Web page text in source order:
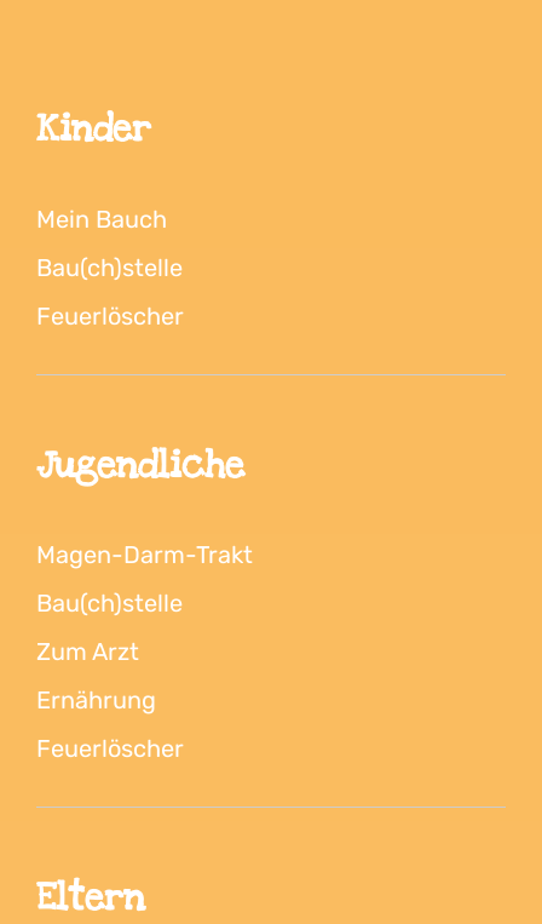
Kinder
Mein Bauch
Bau(ch)stelle
Feuerlöscher
Jugendliche
Magen-Darm-Trakt
Bau(ch)stelle
Zum Arzt
Ernährung
Feuerlöscher
Eltern